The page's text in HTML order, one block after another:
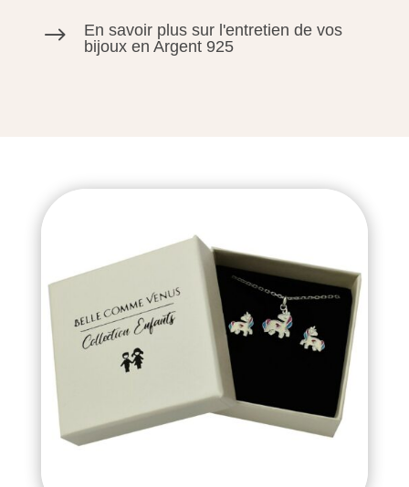
$
En savoir plus sur l'entretien de vos
bijoux en Argent 925